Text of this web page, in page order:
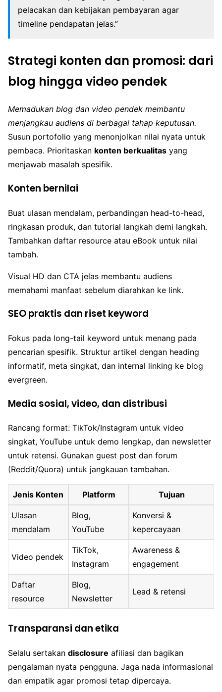
pelacakan dan kebijakan pembayaran agar
timeline pendapatan jelas.”
Strategi konten dan promosi: dari
blog hingga video pendek
Memadukan blog dan video pendek membantu
menjangkau audiens di berbagai tahap keputusan.
Susun portofolio yang menonjolkan nilai nyata untuk
pembaca. Prioritaskan konten berkualitas yang
menjawab masalah spesifik.
Konten bernilai
Buat ulasan mendalam, perbandingan head-to-head,
ringkasan produk, dan tutorial langkah demi langkah.
Tambahkan daftar resource atau eBook untuk nilai
tambah.
Visual HD dan CTA jelas membantu audiens
memahami manfaat sebelum diarahkan ke link.
SEO praktis dan riset keyword
Fokus pada long-tail keyword untuk menang pada
pencarian spesifik. Struktur artikel dengan heading
informatif, meta singkat, dan internal linking ke blog
evergreen.
Media sosial, video, dan distribusi
Rancang format: TikTok/Instagram untuk video
singkat, YouTube untuk demo lengkap, dan newsletter
untuk retensi. Gunakan guest post dan forum
(Reddit/Quora) untuk jangkauan tambahan.
Jenis Konten Platform Tujuan
Ulasan
mendalam
Blog,
YouTube
Konversi &
kepercayaan
Video pendek
TikTok,
Instagram
Awareness &
engagement
Daftar
resource
Blog,
Newsletter
Lead & retensi
Transparansi dan etika
Selalu sertakan disclosure afiliasi dan bagikan
pengalaman nyata pengguna. Jaga nada informasional
dan empatik agar promosi tetap dipercaya.